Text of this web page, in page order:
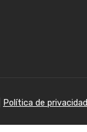
Política de privacidad